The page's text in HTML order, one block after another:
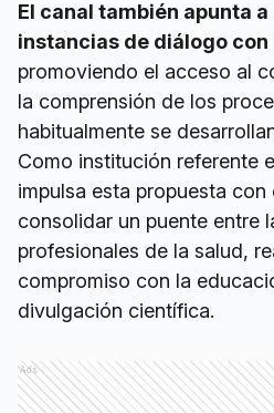
El canal también apunta
instancias de diálogo
promoviendo el acceso al
la comprensión de los
habitualmente se
Como institución referente
impulsa esta propuesta
consolidar un puente entre
profesionales de la salud,
compromiso con la
divulgación científica.
Ads